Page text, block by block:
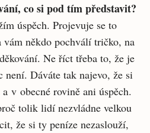
co si pod tím představit?
úspěch. Projevuje se to
někdo pochválí tričko, na
Ne říct třeba to, že je
není. Dáváte tak najevo, že si
v obecné rovině ani úspěch.
tolik lidí nezvládne velkou
že si ty peníze nezaslouží,